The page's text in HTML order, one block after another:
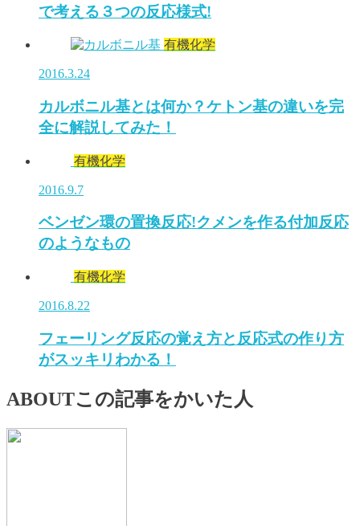
で考える３つの反応様式!
有機化学
2016.3.24
カルボニル基とは何か？ケトン基の違いを完
全に解説してみた！
有機化学
2016.9.7
ベンゼン環の置換反応!クメンを作る付加反応
のようなもの
有機化学
2016.8.22
フェーリング反応の覚え方と反応式の作り方
がスッキリわかる！
ABOUTこの記事をかいた人